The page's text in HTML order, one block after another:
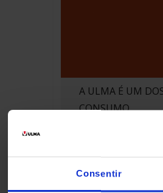
Consentir
A ULMA É UM
CONSUMO